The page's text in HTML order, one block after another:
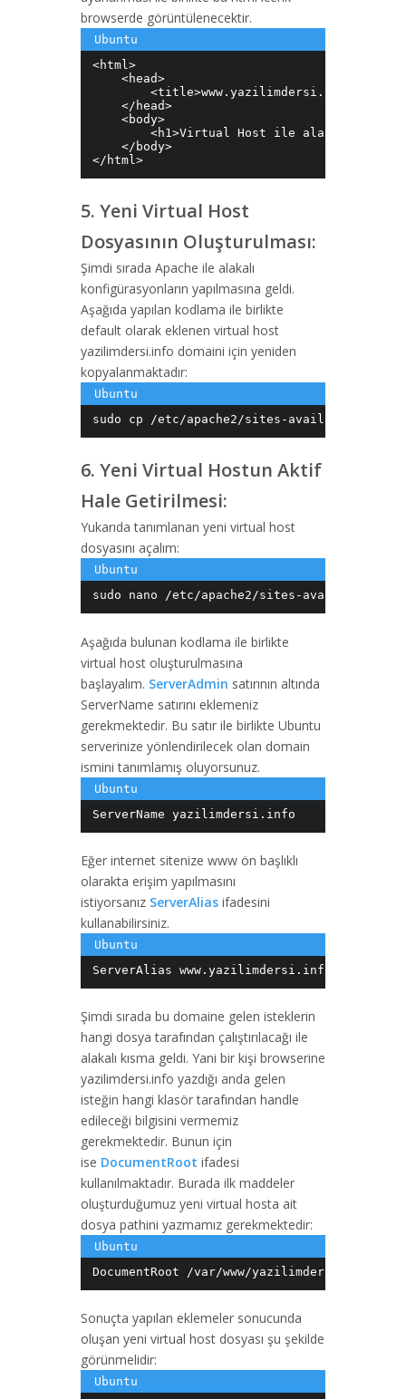
browserde görüntülenecektir.
<html>
    <head>
<title>www.yazilimdersi.info</
    </head>
    <body>
<h1>Virtual Host ile alakalı
    </body>
</html>
5. Yeni Virtual Host
Dosyasının Oluşturulması:
Şimdi sırada Apache ile alakalı
konfigürasyonların yapılmasına geldi.
Aşağıda yapılan kodlama ile birlikte
default olarak eklenen virtual host
yazilimdersi.info domaini için yeniden
kopyalanmaktadır:
sudo cp /etc/apache2/sites-available/
6. Yeni Virtual Hostun Aktif
Hale Getirilmesi:
Yukarıda tanımlanan yeni virtual host
dosyasını açalım:
sudo nano /etc/apache2/sites-available/
Aşağıda bulunan kodlama ile birlikte
virtual host oluşturulmasına
başlayalım. ServerAdmin satırının altında
ServerName satırını eklemeniz
gerekmektedir. Bu satır ile birlikte Ubuntu
serverinize yönlendirilecek olan domain
ismini tanımlamış oluyorsunuz.
ServerName yazilimdersi.info
Eğer internet sitenize www ön başlıklı
olarakta erişim yapılmasını
istiyorsanız ServerAlias ifadesini
kullanabilirsiniz.
ServerAlias www.yazilimdersi.info
Şimdi sırada bu domaine gelen isteklerin
hangi dosya tarafından çalıştırılacağı ile
alakalı kısma geldi. Yani bir kişi browserine
yazilimdersi.info yazdığı anda gelen
isteğin hangi klasör tarafından handle
edileceği bilgisini vermemiz
gerekmektedir. Bunun için
ise DocumentRoot ifadesi
kullanılmaktadır. Burada ilk maddeler
oluşturduğumuz yeni virtual hosta ait
dosya pathini yazmamız gerekmektedir:
DocumentRoot /var/www/yazilimdersi.info/
Sonuçta yapılan eklemeler sonucunda
oluşan yeni virtual host dosyası şu şekilde
görünmelidir: